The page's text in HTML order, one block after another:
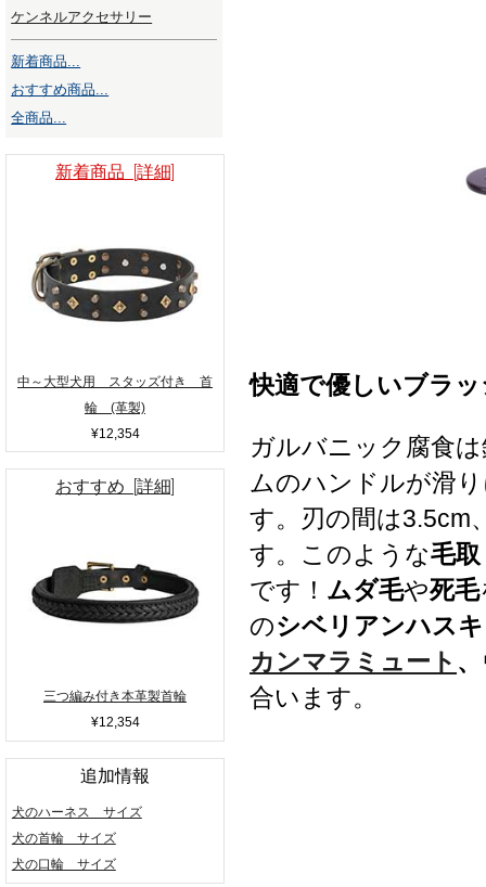
ケンネルアクセサリー
新着商品...
おすすめ商品...
全商品...
新着商品 [詳細]
中～大型犬用 スタッズ付き 首
輪 (革製)
¥12,354
おすすめ [詳細]
三つ編み付き本革製首輪
¥12,354
追加情報
犬のハーネス サイズ
犬の首輪 サイズ
犬の口輪 サイズ
快適で優しいブラ
ガルバニック腐食
ムのハンドルが滑
す。刃の間は3.5cm
す。このような毛
です！ ムダ毛や死毛
のシベリアンハス
カンマラミュート
合います。